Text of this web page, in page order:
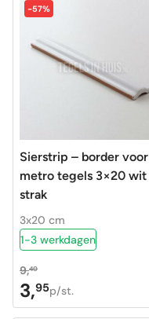
-57%
Sierstrip – border voor
metro tegels 3×20 wit
strak
3x20 cm
1-3 werkdagen
9,40
Oorspronkelijke
prijs
3,95
Huidige
prijs
p/st.